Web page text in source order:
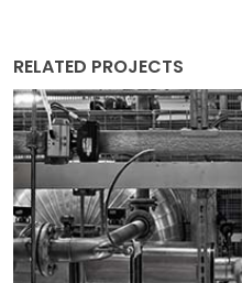
RELATED PROJECTS